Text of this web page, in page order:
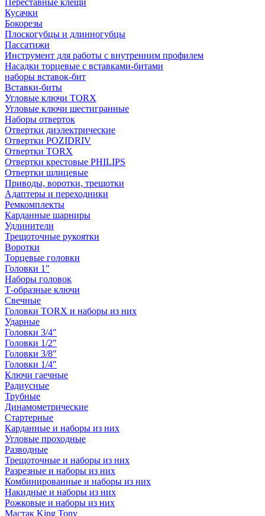
Переставные клещи
Кусачки
Бокорезы
Плоскогубцы и длинногубцы
Пассатижи
Инструмент для работы с внутренним профилем
Насадки торцевые с вставками-битами
наборы вставок-бит
Вставки-биты
Угловые ключи TORX
Угловые ключи шестигранные
Наборы отверток
Отвертки диэлектрические
Отвертки POZIDRIV
Отвертки TORX
Отвертки крестовые PHILIPS
Отвертки шлицевые
Приводы, воротки, трещотки
Адаптеры и переходники
Ремкомплекты
Карданные шарниры
Удлинители
Трещоточные рукоятки
Воротки
Торцевые головки
Головки 1"
Наборы головок
Т-образные ключи
Свечные
Головки TORX и наборы из них
Ударные
Головки 3/4"
Головки 1/2"
Головки 3/8"
Головки 1/4"
Ключи гаечные
Радиусные
Трубные
Динамометрические
Стартерные
Карданные и наборы из них
Угловые проходные
Разводные
Трещоточные и наборы из них
Разрезные и наборы из них
Комбинированные и наборы из них
Накидные и наборы из них
Рожковые и наборы из них
Мастак King Tony